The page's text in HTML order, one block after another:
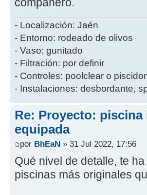
- Localización: Jaén
- Entorno: rodeado de olivos
- Vaso: gunitado
- Filtración: por definir
- Controles: poolclear o
- Instalaciones: desbordante,
Re: Proyecto:
equipada
por BhEaN » 31 Jul 2022, 17:56
Qué nivel de detalle, te
piscinas más originales